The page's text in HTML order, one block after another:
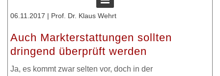
06.11.2017 | Prof. Dr. Klaus Wehrt
Auch Markterstattungen sollten
dringend überprüft werden
Ja, es kommt zwar selten vor, doch in der